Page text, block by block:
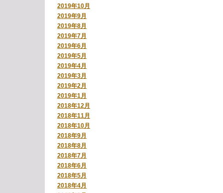
2019年10月
2019年9月
2019年8月
2019年7月
2019年6月
2019年5月
2019年4月
2019年3月
2019年2月
2019年1月
2018年12月
2018年11月
2018年10月
2018年9月
2018年8月
2018年7月
2018年6月
2018年5月
2018年4月